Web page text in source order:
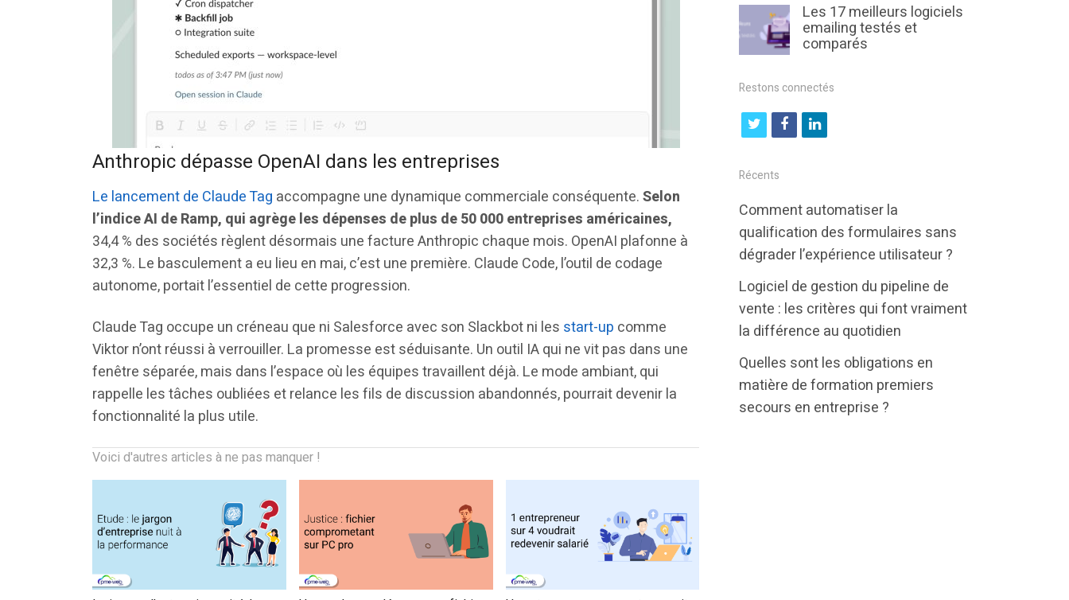
Anthropic dépasse OpenAI dans les entreprises
Le lancement de Claude Tag accompagne une dynamique commerciale conséquente.Selon
l’indice AI de Ramp, qui agrège les dépenses de plus de 50 000 entreprises américaines,
34,4 % des sociétés règlent désormais une facture Anthropic chaque mois. OpenAI plafonne à
32,3 %. Le basculement a eu lieu en mai, c’est une première. Claude Code, l’outil de codage
autonome, portait l’essentiel de cette progression.
Claude Tag occupe un créneau que ni Salesforce avec son Slackbot ni les start-up comme
Viktor n’ont réussi à verrouiller. La promesse est séduisante. Un outil IA qui ne vit pas dans une
fenêtre séparée, mais dans l’espace où les équipes travaillent déjà. Le mode ambiant, qui
rappelle les tâches oubliées et relance les fils de discussion abandonnés, pourrait devenir la
fonctionnalité la plus utile.
Voici d'autres articles à ne pas manquer !
Les 17 meilleurs logiciels
emailing testés et
comparés
Restons connectés
t
i
t
e
r
f
b
o
k
l
k
e
d
n
Récents
Comment automatiser la
qualification des formulaires sans
dégrader l’expérience utilisateur ?
Logiciel de gestion du pipeline de
vente : les critères qui font vraiment
la différence au quotidien
Quelles sont les obligations en
matière de formation premiers
secours en entreprise ?